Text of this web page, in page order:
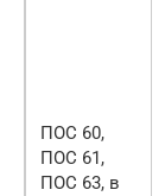
ПОС 60,
ПОС 61,
ПОС 63, в